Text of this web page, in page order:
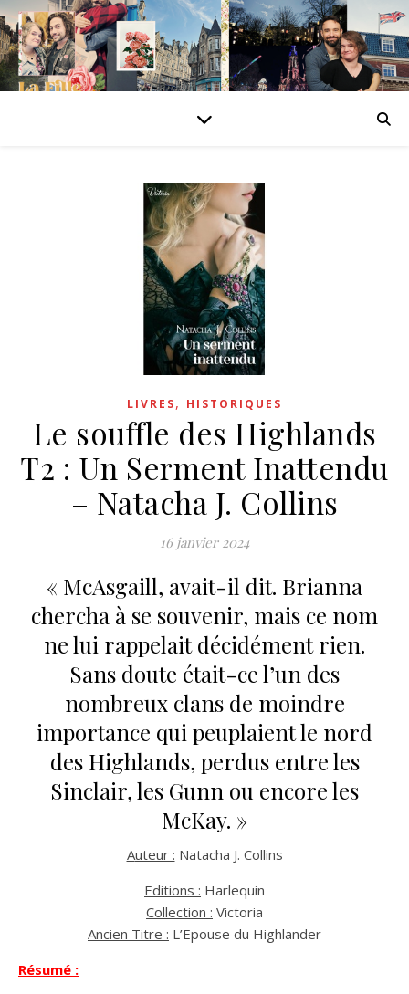
LIVRES, HISTORIQUES
Le souffle des Highlands
T2 : Un Serment Inattendu
– Natacha J. Collins
16 janvier 2024
« McAsgaill, avait-il dit. Brianna
chercha à se souvenir, mais ce nom
ne lui rappelait décidément rien.
Sans doute était-ce l’un des
nombreux clans de moindre
importance qui peuplaient le nord
des Highlands, perdus entre les
Sinclair, les Gunn ou encore les
McKay. »
Auteur : Natacha J. Collins
Editions : Harlequin
Collection : Victoria
Ancien Titre : L’Epouse du Highlander
Résumé :